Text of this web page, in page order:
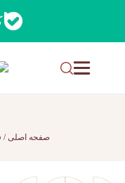
صفحه اصلی/